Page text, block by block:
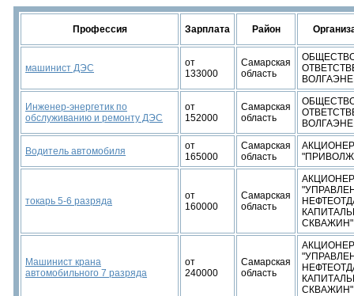
Профессия Зарплата Район
машинист ДЭС
от
133000
Самарская
область
Инженер-энергетик по
обслуживанию и ремонту ДЭС
от
152000
Самарская
область
Водитель автомобиля
от
165000
Самарская
область
токарь 5-6 разряда
от
160000
Самарская
область
СКВАЖИН"
Машинист крана
автомобильного 7 разряда
от
240000
Самарская
область
СКВАЖИН"